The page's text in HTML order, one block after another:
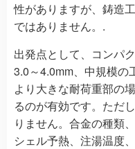
性がありますが、鋳造
ではありません。.
出発点として、コンパ
3.0～4.0mm、中規模の
より大きな耐荷重部の
るのが有効です。ただ
りません。合金の種類
シェル予熱、注湯温度